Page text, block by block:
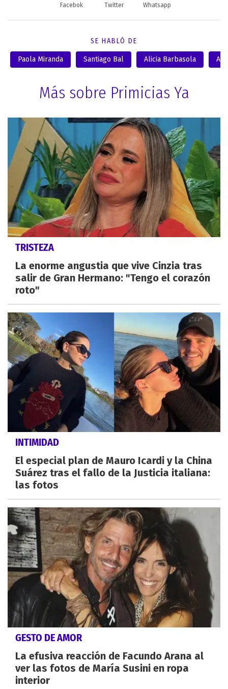
Facebok Twitter Whatsapp
SE HABLÓ DE
Paola Miranda Santiago Bal Alicia Barbasola
Más sobre Primicias Ya
TRISTEZA
La enorme angustia que vive Cinzia tras
salir de Gran Hermano: "Tengo el corazón
roto"
INTIMIDAD
El especial plan de Mauro Icardi y la China
Suárez tras el fallo de la Justicia italiana:
las fotos
GESTO DE AMOR
La efusiva reacción de Facundo Arana al
ver las fotos de María Susini en ropa
interior